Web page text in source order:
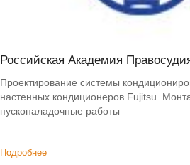
Российская Академия
Проектирование системы
настенных кондиционеров Fujitsu.
пусконаладочные работы
Подробнее